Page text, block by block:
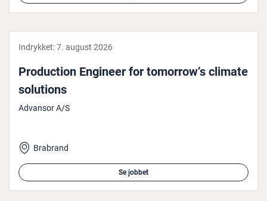
Indrykket:7. august 2026
Pro­duction Engineer for tomorrow’s climate
solutions
Advansor A/S
Brabrand
Se jobbet